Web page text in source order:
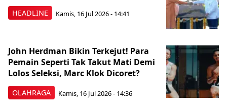
HEADLINE Kamis, 16 Jul 2026 - 14:41
OLAHRAGA
John Herdman Bikin Terkejut! Para
Pemain Seperti Tak Takut Mati Demi
Lolos Seleksi, Marc Klok Dicoret?
Kamis, 16 Jul 2026 - 14:36